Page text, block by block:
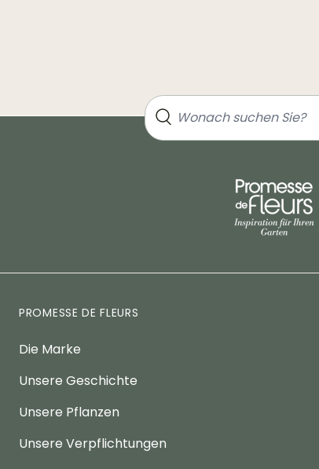
PROMESSE DE FLEURS
Die Marke
Unsere Geschichte
Unsere Pflanzen
Unsere Verpflichtungen